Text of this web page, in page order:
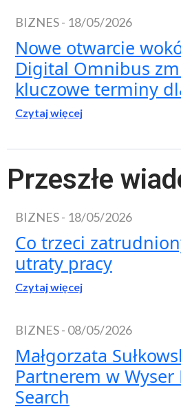
BIZNES- 18/05/2026
Nowe otwarcie
Digital Omnibus
kluczowe terminy
Czytaj więcej
Przeszłe
BIZNES- 18/05/2026
Co trzeci
utraty pracy
Czytaj więcej
BIZNES- 08/05/2026
Małgorzata
Partnerem w Wyser
Search